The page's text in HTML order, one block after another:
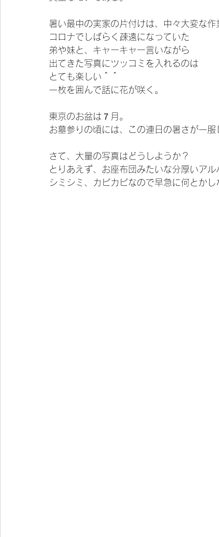
暑い最中の実家の片付けは、中々大変な作
コロナでしばらく疎遠になっていた
弟や妹と、キャーキャー言いながら
出てきた写真にツッコミを入れるのは
とても楽しい＾＾
一枚を囲んで話に花が咲く。
東京のお盆は７月。
お墓参りの頃には、この連日の暑さが一
さて、大量の写真はどうしようか？
とりあえず、お座布団みたいな分厚いアル
シミシミ、カビカビなので早急に何とか